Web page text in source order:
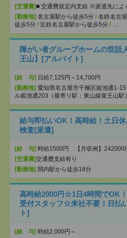
[交通費]■ 交通費規定内支給 ※派遣先によ
[勤務地] 名古屋駅から徒歩5分 / 名鉄名古
徒歩5分 / 近鉄名古屋駅から徒歩5分 / …
障がい者グループホームの世話
王山】[アルバイト]
[給 与] 日給7,125円～14,700円
[勤務地] 愛知県名古屋市千種区姫池通1-
ル姫池通203（最寄り駅：東山線覚王山駅）
給与即払いOK！高時給！土日
検査[派遣]
[給 与] 時給1500円 【月収例】242000
[交通費]交通費支給有り
[勤務地] 間内駅から徒歩18分
高時給2000円☆1日4時間でOK
受付スタッフ☆来社不要！日払
ト]
[給 与] 時給2,000円～